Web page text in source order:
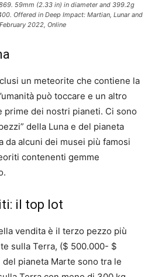
59mm (2.33 in) in diameter and 399.2g
Offered in Deep Impact: Martian, Lunar and
2022, Online
un meteorite che contiene la
può toccare e un altro
prime dei nostri pianeti. Ci sono
della Luna e del pianeta
da alcuni dei musei più famosi
contenenti gemme
il top lot
vendita è il terzo pezzo più
sulla Terra, ($ 500.000- $
pianeta Marte sono tra le